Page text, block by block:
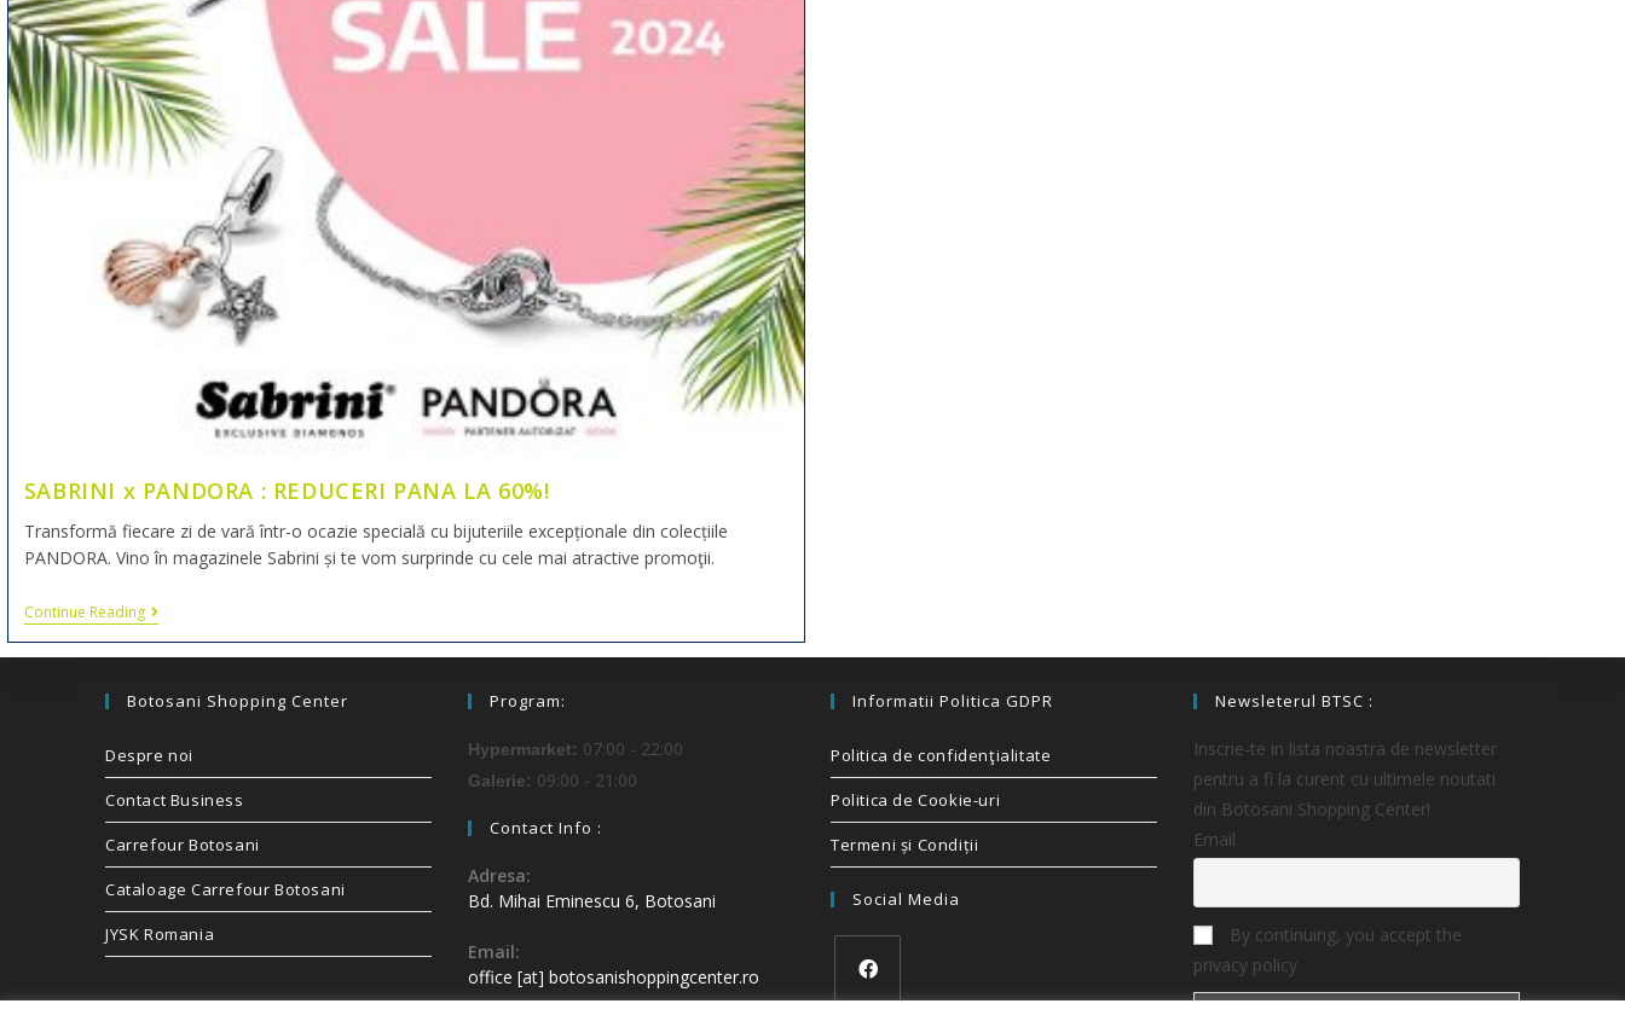
SABRINI x PANDORA : REDUCERI PANA LA 60%!
Transformă fiecare zi de vară într-o ocazie specială cu bijuteriile excepționale din colecțiile
PANDORA. Vino în magazinele Sabrini și te vom surprinde cu cele mai atractive promoţii.
Continue Reading
Botosani Shopping Center
Despre noi
Contact Business
Carrefour Botosani
Cataloage Carrefour Botosani
JYSK Romania
Program:
Hypermarket: 07:00 - 22:00
Galerie: 09:00 - 21:00
Contact Info :
Adresa:
Bd. Mihai Eminescu 6, Botosani
Email:
office [at] botosanishoppingcenter.ro
Informatii Politica GDPR
Politica de confidenţialitate
Politica de Cookie-uri
Termeni și Condiții
Social Media
Newsleterul BTSC :
Inscrie-te in lista noastra de newsletter
pentru a fi la curent cu ultimele noutati
din Botosani Shopping Center!
Email
By continuing, you accept the
privacy policy